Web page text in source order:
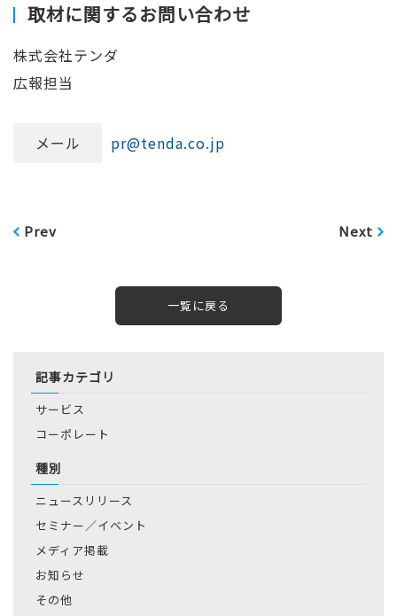
取材に関するお問い合わせ
株式会社テンダ
広報担当
メール pr@tenda.co.jp
Prev Next
一覧に戻る
記事カテゴリ
サービス
コーポレート
種別
ニュースリリース
セミナー／イベント
メディア掲載
お知らせ
その他